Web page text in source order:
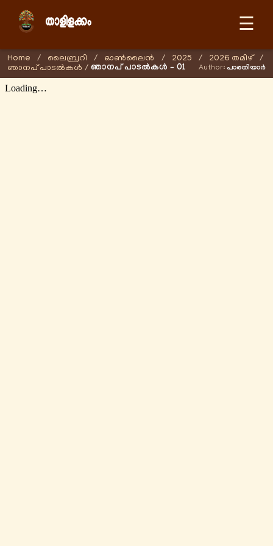
☰
Home / ലൈബ്രറി / ഓണ്‍ലൈന്‍ / 2025 / 2026 തമിഴ്
/
ഞാനപ് പാടൽകൾ / ഞാനപ് പാടൽകൾ – 01 Author: പാരതിയാർ